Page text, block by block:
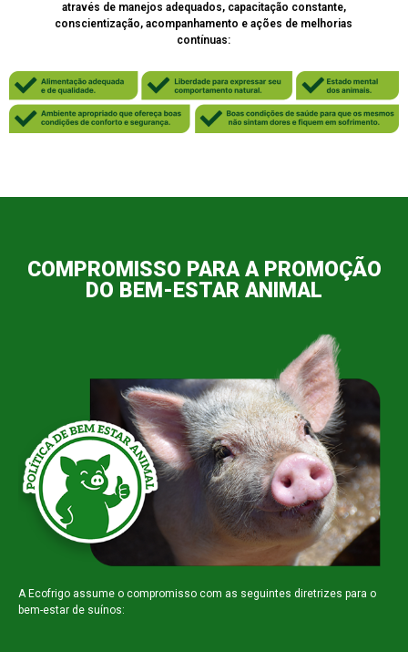
através de manejos adequados, capacitação constante,
conscientização, acompanhamento e ações de melhorias
contínuas:
COMPROMISSO PARA A PROMOÇÃO
DO BEM-ESTAR ANIMAL
A Ecofrigo assume o compromisso com as seguintes diretrizes para o
bem-estar de suínos: